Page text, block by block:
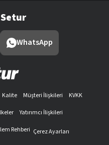
WhatsApp
Kalite Müşteri İlişkileri
KVKK
Yatırımcı İlişkileri
Rehberi Çerez Ayarları